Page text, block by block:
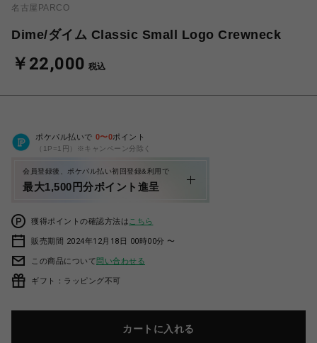
名古屋PARCO
Dime/ダイム Classic Small Logo Crewneck
￥22,000 税込
ポケパル払いで 0〜0ポイント
（1P=1円）※キャンペーン分除く
会員登録後、ポケパル払い初回登録&利用で
最大1,500円分ポイント進呈
獲得ポイントの確認方法は こちら
販売期間 2024年12月18日 00時00分 〜
この商品について問い合わせる
ギフト：ラッピング不可
カートに入れる